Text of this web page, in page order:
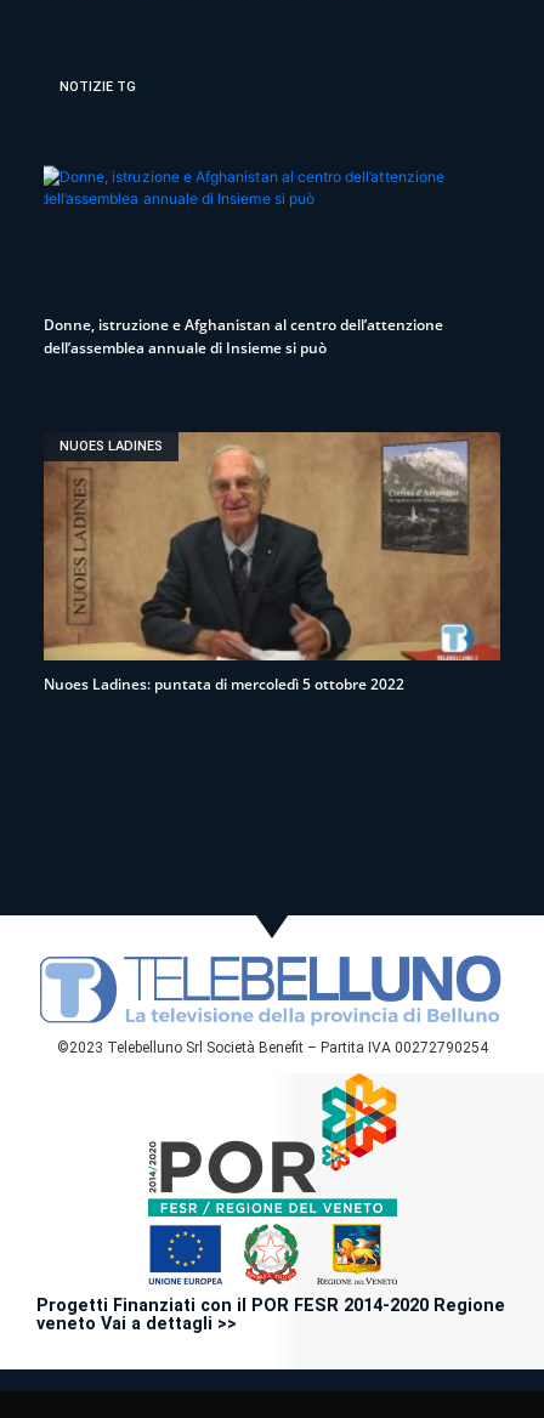
NOTIZIE TG
Donne, istruzione e Afghanistan al centro dell’attenzione
dell’assemblea annuale di Insieme si può
NUOES LADINES
Nuoes Ladines: puntata di mercoledì 5 ottobre 2022
©2023 Telebelluno Srl Società Benefit – Partita IVA 00272790254
Progetti Finanziati con il POR FESR 2014-2020 Regione
veneto Vai a dettagli >>